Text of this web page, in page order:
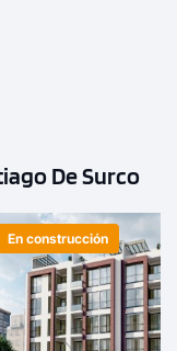
De Surco
En construcción